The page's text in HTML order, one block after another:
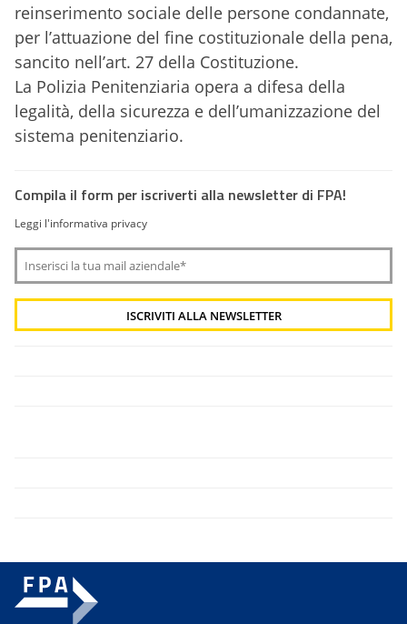
reinserimento sociale delle persone condannate,
per l’attuazione del fine costituzionale della pena,
sancito nell’art. 27 della Costituzione.
La Polizia Penitenziaria opera a difesa della
legalità, della sicurezza e dell’umanizzazione del
sistema penitenziario.
Compila il form per iscriverti alla newsletter di FPA!
Leggi l'informativa privacy